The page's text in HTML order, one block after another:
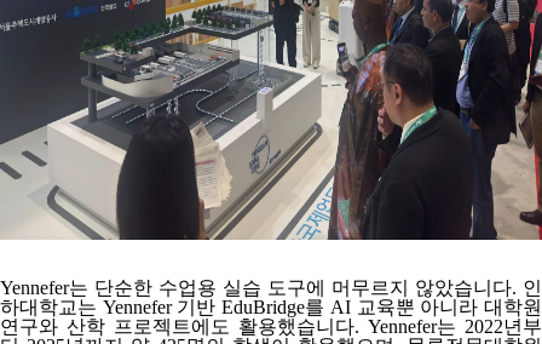
Yennefer는 단순한 수업용 실습 도구에 머무르지 않았습니다. 인
하대학교는 Yennefer 기반 EduBridge를 AI 교육뿐 아니라 대학원
연구와 산학 프로젝트에도 활용했습니다. Yennefer는 2022년부